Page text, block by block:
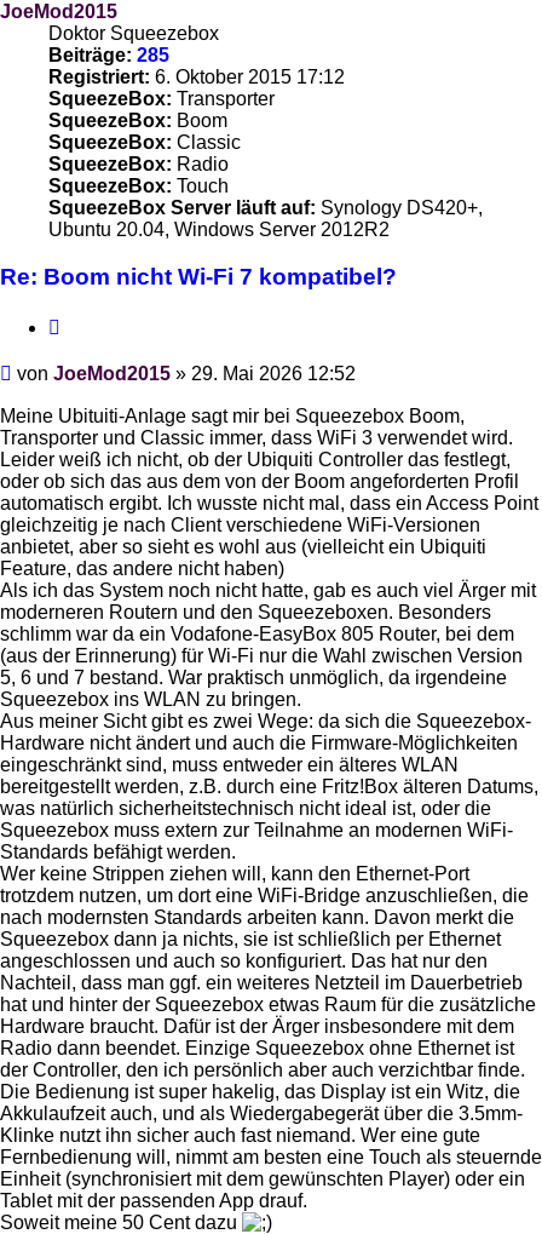
JoeMod2015
Doktor Squeezebox
Beiträge: 285
Registriert: 6. Oktober 2015 17:12
SqueezeBox: Transporter
SqueezeBox: Boom
SqueezeBox: Classic
SqueezeBox: Radio
SqueezeBox: Touch
SqueezeBox Server läuft auf: Synology DS420+,
Ubuntu 20.04, Windows Server 2012R2
Re: Boom nicht Wi-Fi 7 kompatibel?
Beitrag
von JoeMod2015 » 29. Mai 2026 12:52
Meine Ubituiti-Anlage sagt mir bei Squeezebox Boom,
Transporter und Classic immer, dass WiFi 3 verwendet wird.
Leider weiß ich nicht, ob der Ubiquiti Controller das festlegt,
oder ob sich das aus dem von der Boom angeforderten Profil
automatisch ergibt. Ich wusste nicht mal, dass ein Access Point
gleichzeitig je nach Client verschiedene WiFi-Versionen
anbietet, aber so sieht es wohl aus (vielleicht ein Ubiquiti
Feature, das andere nicht haben)
Als ich das System noch nicht hatte, gab es auch viel Ärger mit
moderneren Routern und den Squeezeboxen. Besonders
schlimm war da ein Vodafone-EasyBox 805 Router, bei dem
(aus der Erinnerung) für Wi-Fi nur die Wahl zwischen Version
5, 6 und 7 bestand. War praktisch unmöglich, da irgendeine
Squeezebox ins WLAN zu bringen.
Aus meiner Sicht gibt es zwei Wege: da sich die Squeezebox-
Hardware nicht ändert und auch die Firmware-Möglichkeiten
eingeschränkt sind, muss entweder ein älteres WLAN
bereitgestellt werden, z.B. durch eine Fritz!Box älteren Datums,
was natürlich sicherheitstechnisch nicht ideal ist, oder die
Squeezebox muss extern zur Teilnahme an modernen WiFi-
Standards befähigt werden.
Wer keine Strippen ziehen will, kann den Ethernet-Port
trotzdem nutzen, um dort eine WiFi-Bridge anzuschließen, die
nach modernsten Standards arbeiten kann. Davon merkt die
Squeezebox dann ja nichts, sie ist schließlich per Ethernet
angeschlossen und auch so konfiguriert. Das hat nur den
Nachteil, dass man ggf. ein weiteres Netzteil im Dauerbetrieb
hat und hinter der Squeezebox etwas Raum für die zusätzliche
Hardware braucht. Dafür ist der Ärger insbesondere mit dem
Radio dann beendet. Einzige Squeezebox ohne Ethernet ist
der Controller, den ich persönlich aber auch verzichtbar finde.
Die Bedienung ist super hakelig, das Display ist ein Witz, die
Akkulaufzeit auch, und als Wiedergabegerät über die 3.5mm-
Klinke nutzt ihn sicher auch fast niemand. Wer eine gute
Fernbedienung will, nimmt am besten eine Touch als steuernde
Einheit (synchronisiert mit dem gewünschten Player) oder ein
Tablet mit der passenden App drauf.
Soweit meine 50 Cent dazu